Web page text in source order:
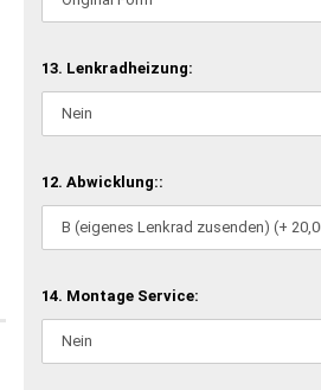
13. Lenkradheizung:
12. Abwicklung::
14. Montage Service: